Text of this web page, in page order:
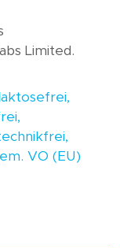
Limited.
VO (EU)